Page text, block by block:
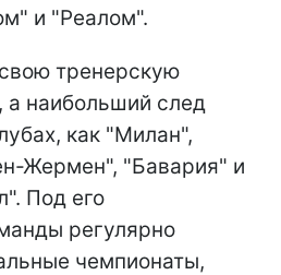
и "Реалом".
тренерскую
а наибольший след
как "Милан",
Жермен", "Бавария" и
Под его
регулярно
чемпионаты,